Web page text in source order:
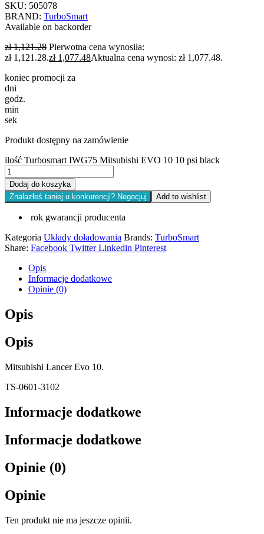
SKU: 505078
BRAND: TurboSmart
Available on backorder
zł1,121.28 Pierwotna cena wynosiła:
zł 1,121.28.zł1,077.48Aktualna cena wynosi: zł 1,077.48.
koniec promocji za
dni
godz.
min
sek
Produkt dostępny na zamówienie
ilość Turbosmart IWG75 Mitsubishi EVO 10 10 psi black
Dodaj do koszyka
Znalazłeś taniej u konkurencji? Negocjuj
Add to wishlist
rok gwarancji producenta
Kategoria Układy doładowania Brands: TurboSmart
Share: Facebook Twitter Linkedin Pinterest
Opis
Informacje dodatkowe
Opinie (0)
Opis
Opis
Mitsubishi Lancer Evo 10.
TS-0601-3102
Informacje dodatkowe
Informacje dodatkowe
Opinie (0)
Opinie
Ten produkt nie ma jeszcze opinii.